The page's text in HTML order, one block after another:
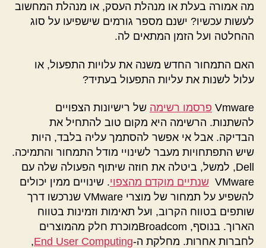
מה אמורה בעלת או מנהלת העסק, או מנהלת המחשוב
לעשות עכשיו? ישנם מספר גורמים שישפיעו על סוג
ההחלטה ועל הזמן המתאים לה.
האם התמחור החדש משנה את עלויות התפעול, או
עלול לשנות את עליות התפעול בעתיד?
Vmware פרסמו רשימה של רישיונות הצפויים
להשתנות. הרשימה היא מקום טוב להתחיל את
הבדיקה. אבל אי אפשר להסתמך עליה בלבד, היות
שיש התפתחויות מעבר לשינויי מודל התמחור והתמיכה.
Dell, למשל, ביטלה את חוזה שיתוף הפעולה שלה עם
VMware שנתיים מוקדם מהצפוי. שינויים ממין יכולים
להשפיע על תמחור של מוצרי VMware שנרכשו דרך
שותפים בטווח הקרוב, ועל תאימות וזמינות בטווח
הארוך. בנוסף, Broadcomמוכרת חלק מהמוצרים
לחברות אחרות. מחלקת ה-End User Computing
,